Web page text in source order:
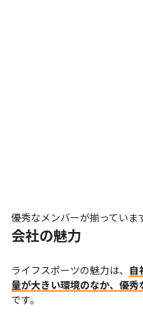
優秀なメンバーが揃っていま
会社の魅力
ライフスポーツの魅力は、 自
量が大きい環境のなか、優
です。